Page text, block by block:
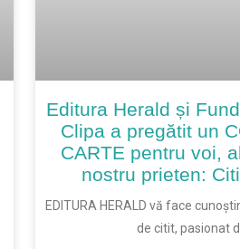
Editura Herald și
Clipa a pregătit un
CARTE pentru voi,
nostru prieten:
EDITURA HERALD vă face
de citit, pasionat